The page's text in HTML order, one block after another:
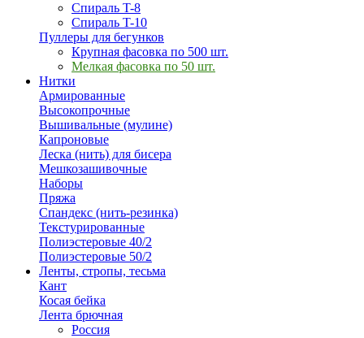
Спираль T-8
Спираль T-10
Пуллеры для бегунков
Крупная фасовка по 500 шт.
Мелкая фасовка по 50 шт.
Нитки
Армированные
Высокопрочные
Вышивальные (мулине)
Капроновые
Леска (нить) для бисера
Мешкозашивочные
Наборы
Пряжа
Спандекс (нить-резинка)
Текстурированные
Полиэстеровые 40/2
Полиэстеровые 50/2
Ленты, стропы, тесьма
Кант
Косая бейка
Лента брючная
Россия